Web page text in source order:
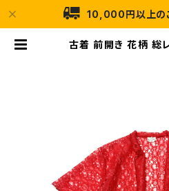
10,000円以上の
古着 前開き 花柄 総